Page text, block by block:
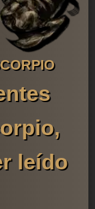
leído